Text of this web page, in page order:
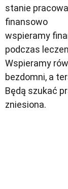
stanie
finansowo
wspieramy
podczas
Wspieramy
bezdomni, a
Będą szukać
zniesiona.